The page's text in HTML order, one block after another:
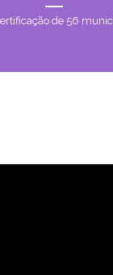
de 56